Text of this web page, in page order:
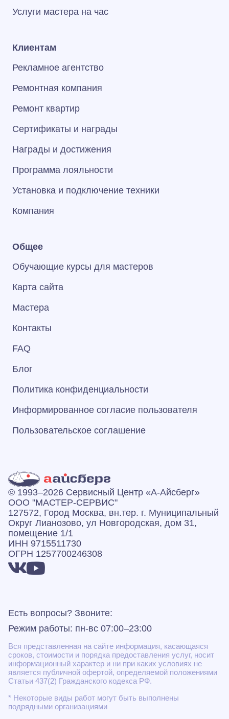
Услуги мастера на час
Клиентам
Рекламное агентство
Ремонтная компания
Ремонт квартир
Сертификаты и награды
Награды и достижения
Программа лояльности
Установка и подключение техники
Компания
Общее
Обучающие курсы для мастеров
Карта сайта
Мастера
Контакты
FAQ
Блог
Политика конфиденциальности
Информированное согласие пользователя
Пользовательское соглашение
© 1993–2026 Сервисный Центр «А‑Айсберг»
ООО "МАСТЕР-СЕРВИС"
127572, Город Москва, вн.тер. г. Муниципальный
Округ Лианозово, ул Новгородская, дом 31,
помещение 1/1
ИНН 9715511730
ОГРН 1257700246308
Есть вопросы? Звоните:
Режим работы: пн-вс 07:00–23:00
Вся представленная на сайте информация, касающаяся
сроков, стоимости и порядка предоставления услуг, носит
информационный характер и ни при каких условиях не
является публичной офертой, определяемой положениями
Статьи 437(2) Гражданского кодекса РФ.
* Некоторые виды работ могут быть выполнены
подрядными организациями